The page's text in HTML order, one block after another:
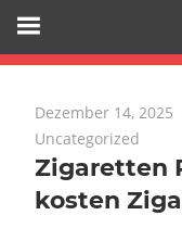
Dezember 14, 2025
Uncategorized
Zigaretten
kosten